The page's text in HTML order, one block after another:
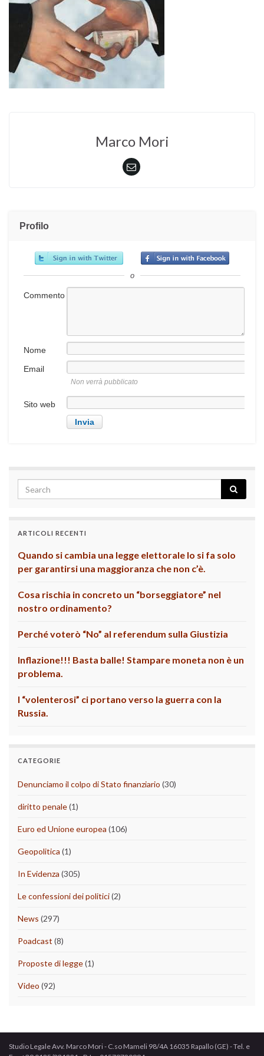
Marco Mori
Profilo
o
Commento
Nome
Email
Non verrà pubblicato
Sito web
ARTICOLI RECENTI
Quando si cambia una legge elettorale lo si fa solo
per garantirsi una maggioranza che non c’è.
Cosa rischia in concreto un “borseggiatore” nel
nostro ordinamento?
Perché voterò “No” al referendum sulla Giustizia
Inflazione!!! Basta balle! Stampare moneta non è un
problema.
I “volenterosi” ci portano verso la guerra con la
Russia.
CATEGORIE
Denunciamo il colpo di Stato finanziario (30)
diritto penale(1)
Euro ed Unione europea (106)
Geopolitica (1)
In Evidenza (305)
Le confessioni dei politici(2)
News (297)
Poadcast (8)
Proposte di legge(1)
Video (92)
Studio Legale Avv. Marco Mori - C.so Mameli 98/4A 16035 Rapallo (GE) - Tel. e